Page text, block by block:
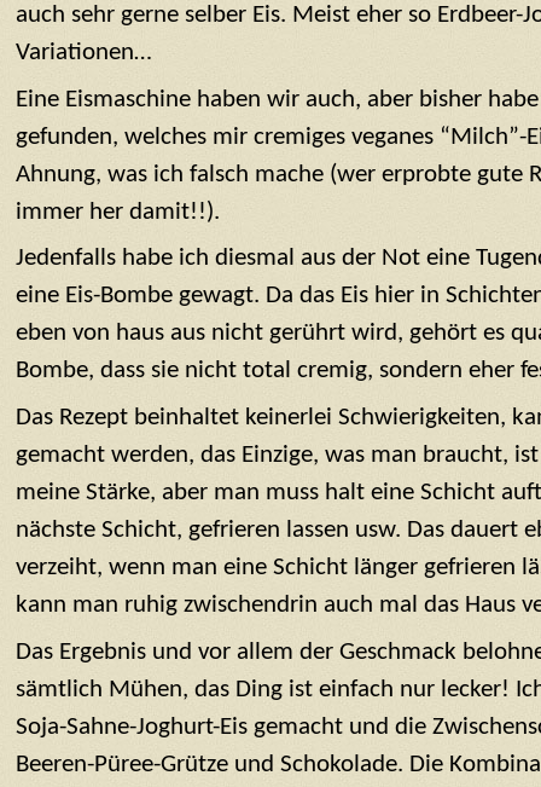
auch sehr gerne selber Eis. Meist eher so Erdbeer-
Variationen…
Eine Eismaschine haben wir auch, aber bisher
gefunden, welches mir cremiges veganes “Milch”-
Ahnung, was ich falsch mache (wer erprobte gute
immer her damit!!).
Jedenfalls habe ich diesmal aus der Not eine
eine Eis-Bombe gewagt. Da das Eis hier in
eben von haus aus nicht gerührt wird, gehört es
Bombe, dass sie nicht total cremig, sondern eher
Das Rezept beinhaltet keinerlei Schwierigkeiten,
gemacht werden, das Einzige, was man braucht,
meine Stärke, aber man muss halt eine Schicht
nächste Schicht, gefrieren lassen usw. Das dauert
verzeiht, wenn man eine Schicht länger gefrieren
kann man ruhig zwischendrin auch mal das Haus
Das Ergebnis und vor allem der Geschmack
sämtlich Mühen, das Ding ist einfach nur lecker!
Soja-Sahne-Joghurt-Eis gemacht und die
Beeren-Püree-Grütze und Schokolade. Die